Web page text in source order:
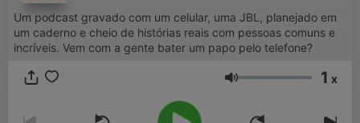
Um podcast gravado com um celular, uma JBL, planejado em
um caderno e cheio de histórias reais com pessoas comuns e
incríveis. Vem com a gente bater um papo pelo telefone?
Jačina zvuka 1 x